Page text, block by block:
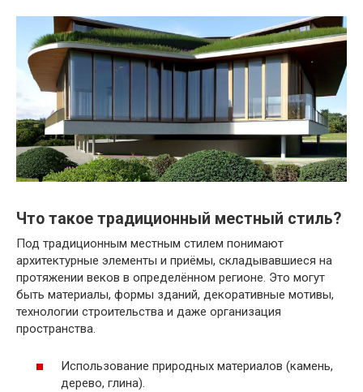
Что такое традиционный местный стиль?
Под традиционным местным стилем понимают
архитектурные элементы и приёмы, складывавшиеся на
протяжении веков в определённом регионе. Это могут
быть материалы, формы зданий, декоративные мотивы,
технологии строительства и даже организация
пространства.
Использование природных материалов (камень,
дерево, глина).